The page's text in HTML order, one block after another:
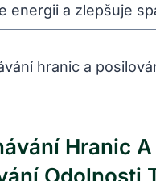
energii a zlepšuje
Hranic A
Odolnosti